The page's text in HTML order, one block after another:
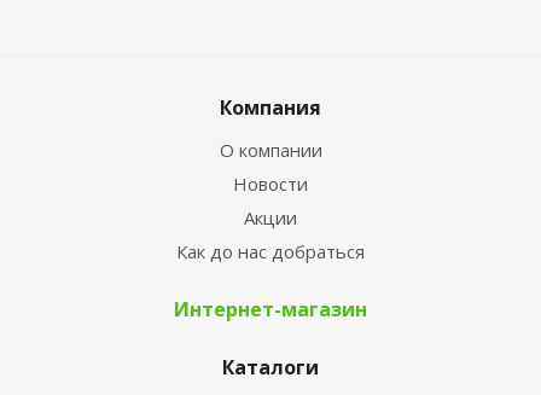
Компания
О компании
Новости
Акции
Как до нас добраться
Интернет-магазин
Каталоги